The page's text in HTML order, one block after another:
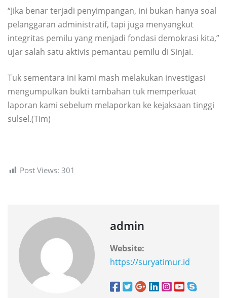
“Jika benar terjadi penyimpangan, ini bukan hanya soal
pelanggaran administratif, tapi juga menyangkut
integritas pemilu yang menjadi fondasi demokrasi kita,”
ujar salah satu aktivis pemantau pemilu di Sinjai.
Tuk sementara ini kami mash melakukan investigasi
mengumpulkan bukti tambahan tuk memperkuat
laporan kami sebelum melaporkan ke kejaksaan tinggi
sulsel.(Tim)
Post Views: 301
admin
Website:
https://suryatimur.id